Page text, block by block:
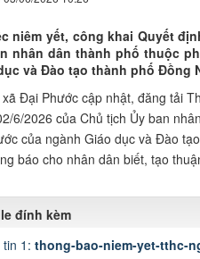
niêm yết, công khai Quyết
nhân dân thành phố thuộc
và Đào tạo thành phố Đồng
xã Đại Phước cập nhật, đăng tải
6/2026 của Chủ tịch Ủy ban
của ngành Giáo dục và Đào
báo cho nhân dân biết, tạo
đính kèm
tin 1: thong-bao-niem-yet-tthc-